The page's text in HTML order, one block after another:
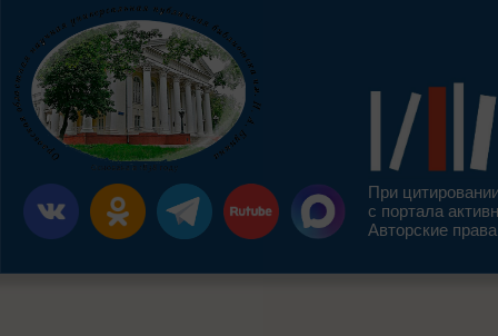
При
с портала
Авторские